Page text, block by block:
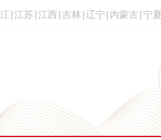
江苏 江西 吉林 辽宁 内蒙古 宁夏